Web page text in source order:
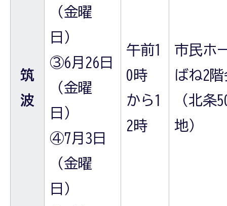
筑
波
（金曜
日）
③6月26日
（金曜
日）
④7月3日
（金曜
日）
午前1
0時
から1
2時
市民ホ
ばね2
（北条
地）